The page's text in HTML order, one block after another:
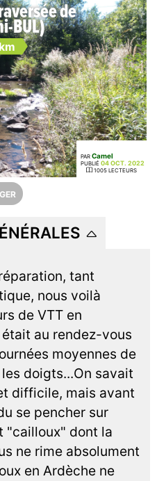
de
BUL)
PAR Camel
PUBLIÉ 04 OCT. 2022
1005 LECTEURS
tant
nous voilà
de VTT en
au rendez-vous
moyennes de
doigts...On savait
difficile, mais avant
se pencher sur
"cailloux" dont la
ne rime absolument
en Ardèche ne